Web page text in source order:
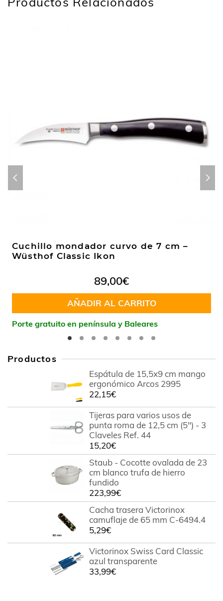
Cuchillo mondador curvo de 7 cm –
Wüsthof Classic Ikon
89,00€
AÑADIR AL CARRITO
Porte gratuito en península y Baleares
Productos
Espátula de 15,5x9 cm mango
ergonómico Arcos 2995
22,15€
Tijeras para varios usos de
punta roma de 12,5 cm (5") - 3
Claveles Ref. 44
15,20€
Staub - Cocotte ovalada de 23
cm blanco trufa de hierro
fundido
223,99€
Cacha trasera Victorinox
camuflaje de 65 mm C-6494.4
5,29€
Victorinox Swiss Card Classic
azul transparente
33,99€